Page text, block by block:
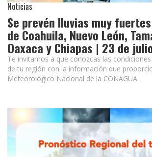
Noticias
Se prevén lluvias muy
de Coahuila, Nuevo León,
Oaxaca y Chiapas | 23 de
Te invitamos a que conozcas las
de tu región con la información que
Meteorológico Nacional de la CONAGUA.